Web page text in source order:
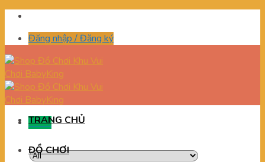
Skip
contentĐăng nhập / Đăng ký
Menu
TRANG CHỦ
ĐỒ CHƠI